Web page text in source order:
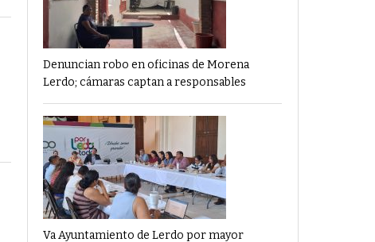
Denuncian robo en oficinas de Morena
Lerdo; cámaras captan a responsables
Va Ayuntamiento de Lerdo por mayor